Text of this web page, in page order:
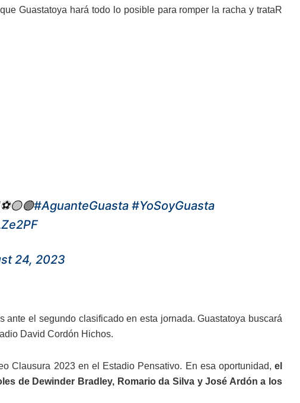
Guastatoya hará todo lo posible para romper la racha y trataR
#AguanteGuasta #YoSoyGuasta
24, 2023
el segundo clasificado en esta jornada. Guastatoya buscará
David Cordón Hichos.
Clausura 2023 en el Estadio Pensativo. En esa oportunidad, el
de Dewinder Bradley, Romario da Silva y José Ardón a los